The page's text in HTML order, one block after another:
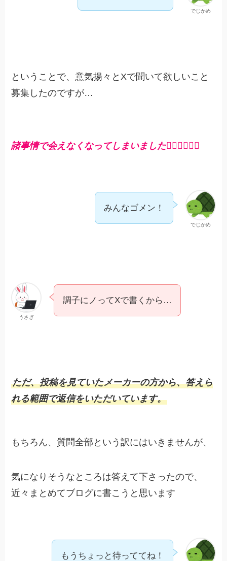
でじかめ
ということで、意気揚々とXで聞いて欲しいこと
募集したのですが…
諸事情で会えなくなってしまいました🙇‍♀️🙇‍♀️🙇‍♀️
でじかめ
みんなゴメン！
うさぎ
調子にノってXで書くから…
ただ、投稿を見ていたメーカーの方から、答えら
れる範囲で返信をいただいています。
もちろん、質問全部という訳にはいきませんが、
気になりそうなところは答えて下さったので、
近々まとめてブログに書こうと思います
もうちょっと待っててね！